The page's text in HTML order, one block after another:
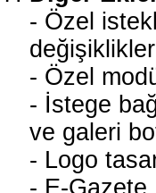
- Özel
değişiklikler
- Özel
- İstege
ve galeri
- Logo